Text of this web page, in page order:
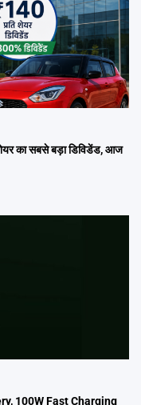
का सबसे बड़ा डिविडेंड, आज
100W Fast Charging